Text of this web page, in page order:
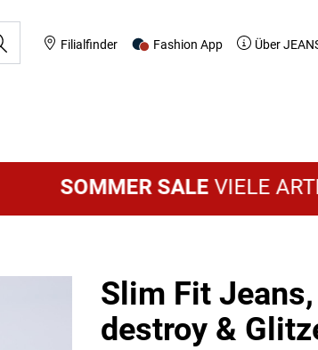
Filialfinder Fashion App Über
SOMMER SALEVIELE ARTIKEL
Slim Fit Jeans,
destroy &